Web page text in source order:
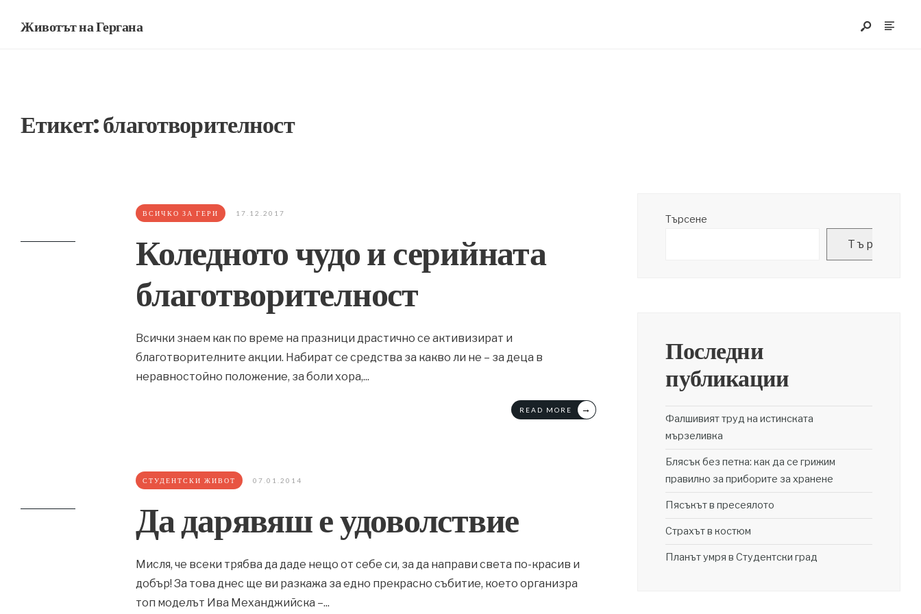
Животът на Гергана
Етикет:благотворителност
ВСИЧКО ЗА ГЕРИ 17.12.2017
Коледното чудо и серийната
благотворителност
Всички знаем как по време на празници драстично се активизират и
благотворителните акции. Набират се средства за какво ли не – за деца в
неравностойно положение, за боли хора,...
READ MORE →
СТУДЕНТСКИ ЖИВОТ 07.01.2014
Да дарявяш е удоволствие
Мисля, че всеки трябва да даде нещо от себе си, за да направи света по-красив и
добър! За това днес ще ви разкажа за едно прекрасно събитие, което организра
топ моделът Ива Механджийска –...
Търсене
Търсене
Последни
публикации
Фалшивият труд на истинската
мързеливка
Блясък без петна: как да се грижим
правилно за приборите за хранене
Пясъкът в пресеялото
Страхът в костюм
Планът умря в Студентски град